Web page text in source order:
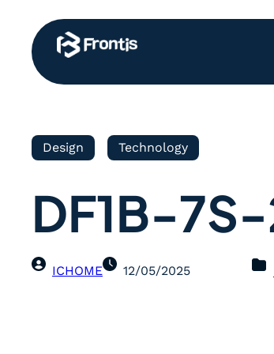
Design Technology
DF1B-
ICHOME 12/05/2025